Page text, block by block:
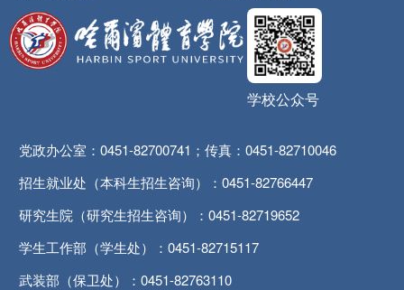
学校公众号
党政办公室：0451-82700741；传真：0451-82710046
招生就业处（本科生招生咨询）：0451-82766447
研究生院（研究生招生咨询）：0451-82719652
学生工作部（学生处）：0451-82715117
武装部（保卫处）：0451-82763110